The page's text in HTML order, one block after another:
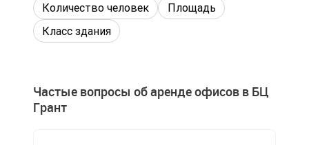
Количество человек
Площадь
Класс здания
Частые вопросы об аренде офисов в БЦ
Грант